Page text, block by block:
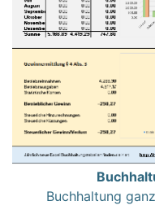
Buchhaltung